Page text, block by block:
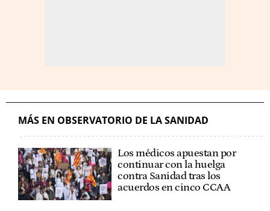
MÁS EN OBSERVATORIO DE LA SANIDAD
Los médicos apuestan por
continuar con la huelga
contra Sanidad tras los
acuerdos en cinco CCAA